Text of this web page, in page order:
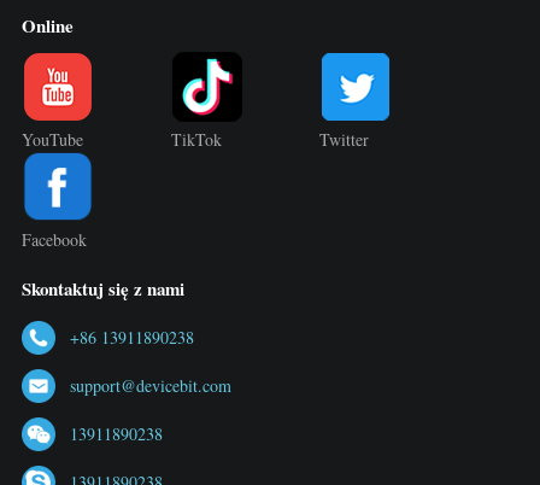
Online
YouTube TikTok Twitter
Facebook
Skontaktuj się z nami
+86 13911890238
support@devicebit.com
13911890238